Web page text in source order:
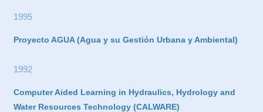
1995
Proyecto AGUA (Agua y su Gestión Urbana y Ambiental)
1992
Computer Aided Learning in Hydraulics, Hydrology and
Water Resources Technology (CALWARE)